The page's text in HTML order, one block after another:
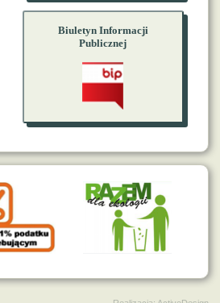
Biuletyn Informacji
Publicznej